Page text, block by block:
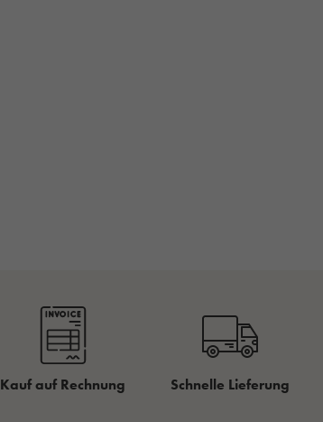
Kauf auf Rechnung Schnelle Lieferung